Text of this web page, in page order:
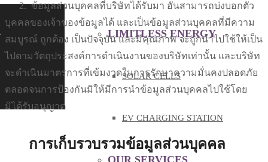
LIMITLESS ENERGY
SOLAR CELLS
EV CHARGING STATION
OUR SERVICES
2. ข้อมูลส่วนบุคคลที่บริษัทได้รับมา อันสามารถบ่งบอกตัว
บุคคลของเจ้าของข้อมูลได้ และเป็นข้อมูลส่วนบุคคลที่มีความ
สมบูรณ์ ถูกต้อง เป็นปัจจุบัน และมีคุณภาพ จะถูกนำไปใช้ให้เป็น
ไปตามวัตถุประสงค์การดำเนินงานของบริษัทเท่านั้น และบริษัท
จะดำเนินมาตรการที่เข้มงวดในการรักษาความมั่นคงปลอดภัย
ตลอดจนการป้องกันมิให้มีการนำข้อมูลส่วนบุคคลไปใช้โดย
มิได้รับอนุญาต
การเก็บรวบรวมข้อมูลส่วนบุคคล